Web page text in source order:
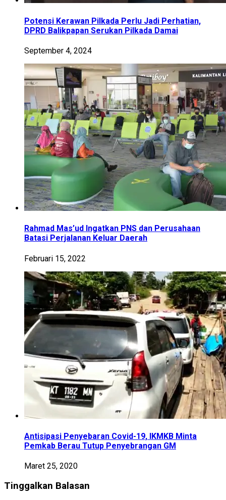
Potensi Kerawan Pilkada Perlu Jadi Perhatian,
DPRD Balikpapan Serukan Pilkada Damai
September 4, 2024
Rahmad Mas’ud Ingatkan PNS dan Perusahaan
Batasi Perjalanan Keluar Daerah
Februari 15, 2022
Antisipasi Penyebaran Covid-19, IKMKB Minta
Pemkab Berau Tutup Penyebrangan GM
Maret 25, 2020
Tinggalkan Balasan